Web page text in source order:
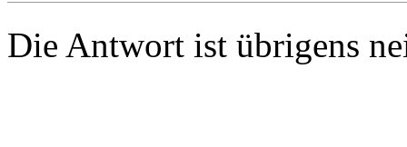
Die Antwort ist übrigens